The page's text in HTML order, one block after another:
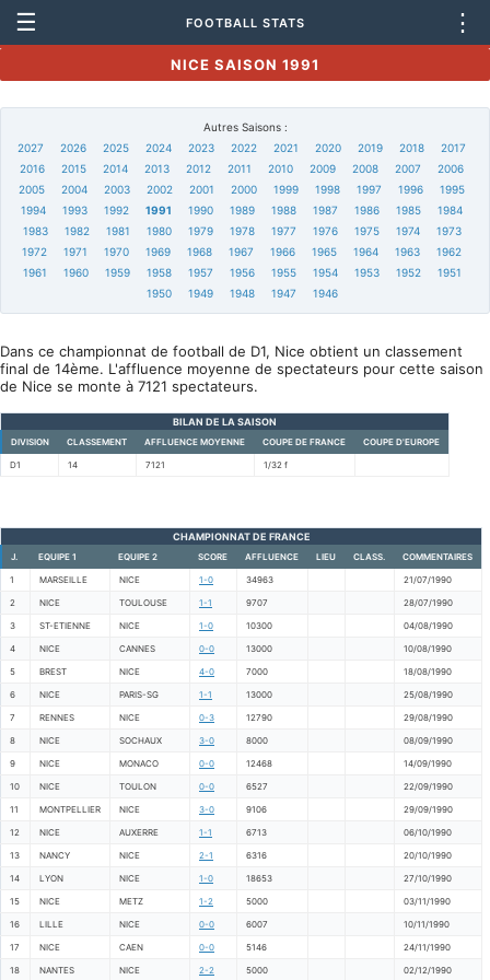
☰ FOOTBALL STATS ⋮
NICE SAISON 1991
Autres Saisons :
2027
2026 2025 2024 2023 2022 2021 2020 2019 2018
2017
2016
2015 2014 2013 2012 2011 2010 2009 2008 2007
2006
2005
2004 2003 2002 2001 2000 1999 1998 1997 1996
1995
1994
1993 1992 1991 1990 1989 1988 1987 1986 1985
1984
1983
1982 1981 1980 1979 1978 1977 1976 1975 1974
1973
1972
1971 1970 1969 1968 1967 1966 1965 1964 1963
1962
1961
1960 1959 1958 1957 1956 1955 1954 1953 1952
1951
1950
1949 1948 1947 1946
Dans ce championnat de football de D1, Nice obtient un classement
final de 14ème. L'affluence moyenne de spectateurs pour cette saison
de Nice se monte à 7121 spectateurs.
BILAN DE LA SAISON
DIVISION CLASSEMENT AFFLUENCE MOYENNE COUPE DE FRANCE COUPE D'EUROPE
D1 14 7121 1/32 f
CHAMPIONNAT DE FRANCE
J. EQUIPE 1 EQUIPE 2 SCORE AFFLUENCE LIEU CLASS. COMMENTAIRES
1 MARSEILLE NICE 1-0 34963 21/07/1990
2 NICE TOULOUSE 1-1 9707 28/07/1990
3 ST-ETIENNE NICE 1-0 10300 04/08/1990
4 NICE CANNES 0-0 13000 10/08/1990
5 BREST NICE 4-0 7000 18/08/1990
6 NICE PARIS-SG 1-1 13000 25/08/1990
7 RENNES NICE 0-3 12790 29/08/1990
8 NICE SOCHAUX 3-0 8000 08/09/1990
9 NICE MONACO 0-0 12468 14/09/1990
10 NICE TOULON 0-0 6527 22/09/1990
11 MONTPELLIER NICE 3-0 9106 29/09/1990
12 NICE AUXERRE 1-1 6713 06/10/1990
13 NANCY NICE 2-1 6316 20/10/1990
14 LYON NICE 1-0 18653 27/10/1990
15 NICE METZ 1-2 5000 03/11/1990
16 LILLE NICE 0-0 6007 10/11/1990
17 NICE CAEN 0-0 5146 24/11/1990
18 NANTES NICE 2-2 5000 02/12/1990